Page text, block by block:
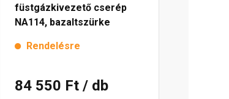
füstgázkivezető cserép
NA114, bazaltszürke
Rendelésre
84 550 Ft / db